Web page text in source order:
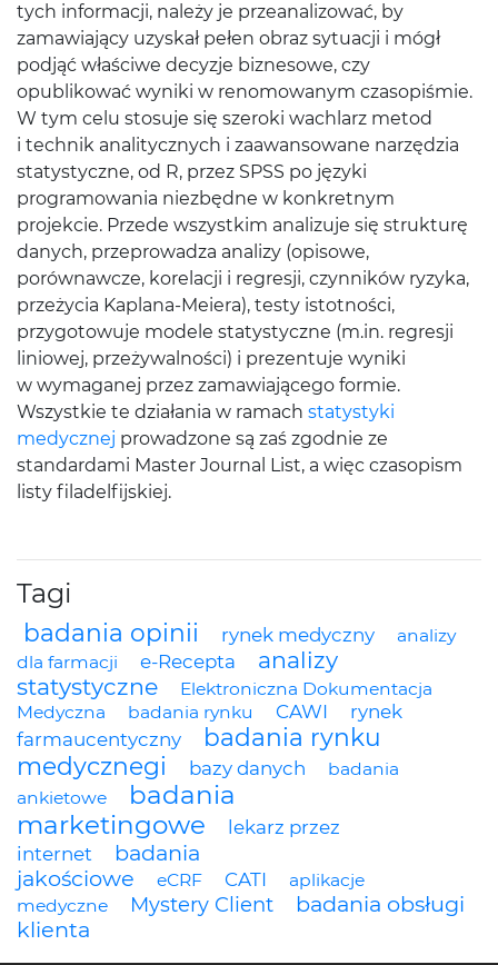
tych informacji, należy je przeanalizować, by
zamawiający uzyskał pełen obraz sytuacji i mógł
podjąć właściwe decyzje biznesowe, czy
opublikować wyniki w renomowanym czasopiśmie.
W tym celu stosuje się szeroki wachlarz metod
i technik analitycznych i zaawansowane narzędzia
statystyczne, od R, przez SPSS po języki
programowania niezbędne w konkretnym
projekcie. Przede wszystkim analizuje się strukturę
danych, przeprowadza analizy (opisowe,
porównawcze, korelacji i regresji, czynników ryzyka,
przeżycia Kaplana-Meiera), testy istotności,
przygotowuje modele statystyczne (m.in. regresji
liniowej, przeżywalności) i prezentuje wyniki
w wymaganej przez zamawiającego formie.
Wszystkie te działania w ramach statystyki
medycznej prowadzone są zaś zgodnie ze
standardami Master Journal List, a więc czasopism
listy filadelfijskiej.
Tagi
badania opinii rynek medyczny
analizy
dla farmacji
e-Recepta
analizy
statystyczne
Elektroniczna Dokumentacja
Medyczna
badania rynku CAWI
rynek
farmaucentyczny
badania rynku
medycznegi
bazy danych
badania
ankietowe
badania
marketingowe
lekarz przez
internet
badania
jakościowe
eCRF CATI
aplikacje
medyczne
Mystery Client
badania obsługi
klienta